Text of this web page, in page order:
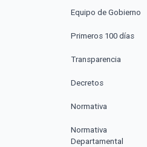
Equipo de Gobierno
Primeros 100 días
Transparencia
Decretos
Normativa
Normativa
Departamental